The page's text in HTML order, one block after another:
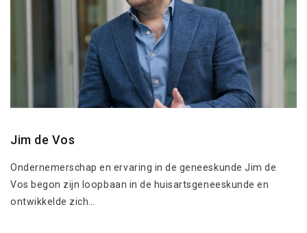
Jim de Vos
Ondernemerschap en ervaring in de geneeskunde Jim de
Vos begon zijn loopbaan in de huisartsgeneeskunde en
ontwikkelde zich…